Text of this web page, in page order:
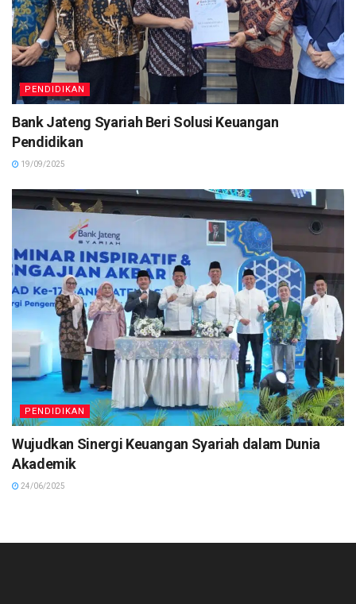
PENDIDIKAN
Bank Jateng Syariah Beri Solusi Keuangan
Pendidikan
19/09/2025
PENDIDIKAN
Wujudkan Sinergi Keuangan Syariah dalam Dunia
Akademik
24/06/2025